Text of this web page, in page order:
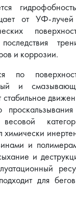
от УФ-
и коррозии.
по
и
и
и
для